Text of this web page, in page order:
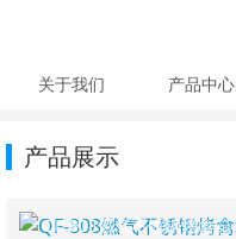
关于我们 产品中心
产品展示
QF-808燃气不锈钢烤禽箱